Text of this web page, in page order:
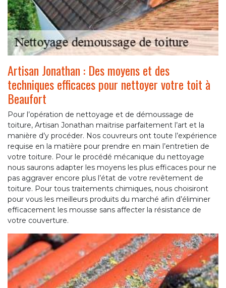
Artisan Jonathan : Des moyens et des
techniques efficaces pour nettoyer votre toit à
Beaufort
Pour l’opération de nettoyage et de démoussage de
toiture, Artisan Jonathan maitrise parfaitement l’art et la
manière d’y procéder. Nos couvreurs ont toute l’expérience
requise en la matière pour prendre en main l’entretien de
votre toiture. Pour le procédé mécanique du nettoyage
nous saurons adapter les moyens les plus efficaces pour ne
pas aggraver encore plus l’état de votre revêtement de
toiture. Pour tous traitements chimiques, nous choisiront
pour vous les meilleurs produits du marché afin d’éliminer
efficacement les mousse sans affecter la résistance de
votre couverture.